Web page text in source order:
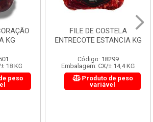
KG
18 KG
peso
FILE DE COSTELA
ENTRECOTE ESTANCIA KG
Código: 18299
Embalagem: CX/± 14,4 KG
Produto de peso
variável